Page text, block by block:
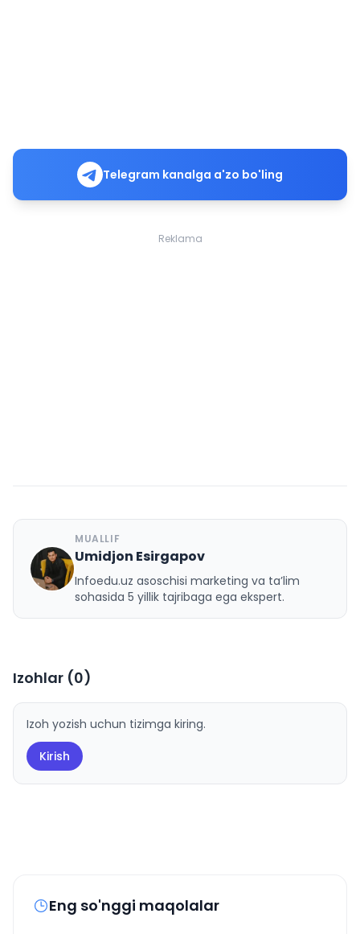
Telegram kanalga a'zo bo'ling
Reklama
U
MUALLIF
Umidjon Esirgapov
Infoedu.uz asoschisi marketing va ta’lim
sohasida 5 yillik tajribaga ega ekspert.
Izohlar (0)
Izoh yozish uchun tizimga kiring.
Kirish
Eng so'nggi maqolalar